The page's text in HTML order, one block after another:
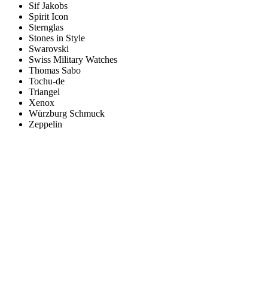
Sif Jakobs
Spirit Icon
Sternglas
Stones in Style
Swarovski
Swiss Military Watches
Thomas Sabo
Tochu-de
Triangel
Xenox
Würzburg Schmuck
Zeppelin